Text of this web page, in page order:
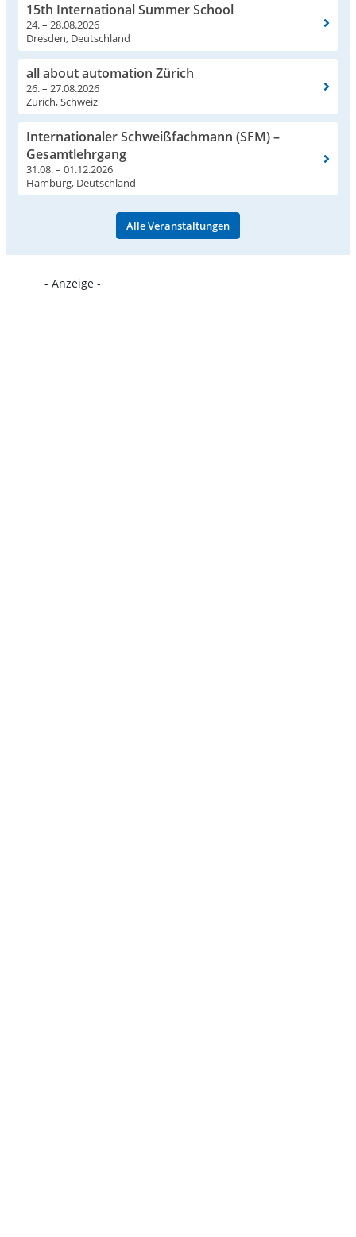
15th International Summer School
24. – 28.08.2026
Dresden, Deutschland
all about automation Zürich
26. – 27.08.2026
Zürich, Schweiz
Internationaler Schweißfachmann (SFM) –
Gesamtlehrgang
31.08. – 01.12.2026
Hamburg, Deutschland
Alle Veranstaltungen
- Anzeige -